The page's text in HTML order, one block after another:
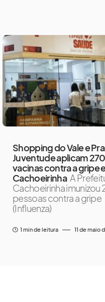
Shopping do Vale e
Juventude aplicam 270
vacinas contra a gripe
Cachoeirinha A
Cachoeirinha imunizou
pessoas contra a gripe
(Influenza)
1 min de leitura 11 de maio